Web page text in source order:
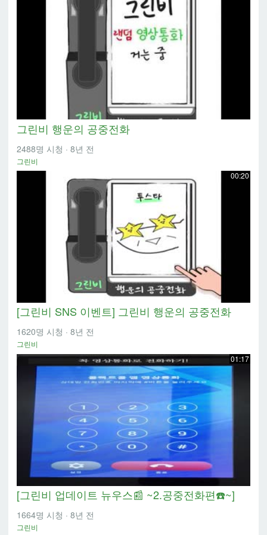
그린비 행운의 공중전화
2488명 시청 · 8년 전
그린비
00:20
[그린비 SNS 이벤트] 그린비 행운의 공중전화
1620명 시청 · 8년 전
그린비
01:17
[그린비 업데이트 뉴우스📰 ~2.공중전화편☎️~]
1664명 시청 · 8년 전
그린비